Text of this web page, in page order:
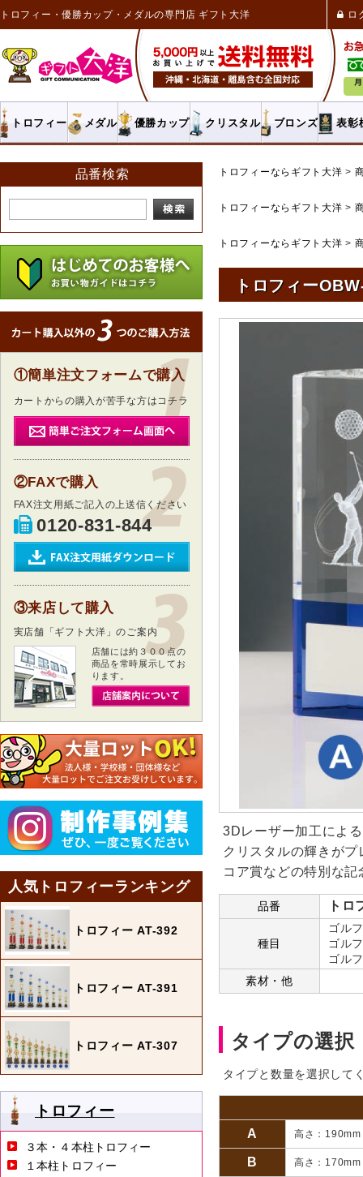
トロフィー・優勝カップ・メダルの専門店 ギフト大洋 ロ
トロフィー メダル 優勝カップ クリスタル ブロンズ 表彰
トロフィーならギフト大洋
トロフィーならギフト大洋
トロフィーならギフト大洋
トロフィー
3Dレーザー加工によ
クリスタルの輝きが
コア賞などの特別な
品番 トロ
種目
ゴル
ゴル
ゴル
素材・他
タイプの選択
タイプと数量を選択して
A 高さ：
B 高さ：
品番検索
①簡単注文フォームで購入
カートからの購入が苦手な方はコチラ
②FAXで購入
FAX注文用紙ご記入の上送信ください
0120-831-844
③来店して購入
実店舗「ギフト大洋」のご案内
店舗には約３００点の
商品を常時展示してお
ります。
人気トロフィーランキング
トロフィー AT-392
トロフィー AT-391
トロフィー AT-307
トロフィー
３本・４本柱トロフィー
１本柱トロフィー